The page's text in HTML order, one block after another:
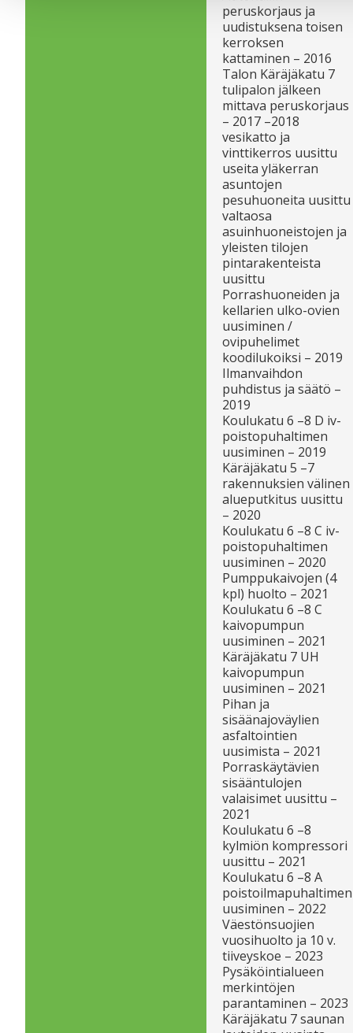
peruskorjaus ja
uudistuksena toisen
kerroksen
kattaminen – 2016
Talon Käräjäkatu 7
tulipalon jälkeen
mittava peruskorjaus
– 2017 –2018
vesikatto ja
vinttikerros uusittu
useita yläkerran
asuntojen
pesuhuoneita uusittu
valtaosa
asuinhuoneistojen ja
yleisten tilojen
pintarakenteista
uusittu
Porrashuoneiden ja
kellarien ulko-ovien
uusiminen /
ovipuhelimet
koodilukoiksi – 2019
Ilmanvaihdon
puhdistus ja säätö –
2019
Koulukatu 6 –8 D iv-
poistopuhaltimen
uusiminen – 2019
Käräjäkatu 5 –7
rakennuksien välinen
alueputkitus uusittu
– 2020
Koulukatu 6 –8 C iv-
poistopuhaltimen
uusiminen – 2020
Pumppukaivojen (4
kpl) huolto – 2021
Koulukatu 6 –8 C
kaivopumpun
uusiminen – 2021
Käräjäkatu 7 UH
kaivopumpun
uusiminen – 2021
Pihan ja
sisäänajoväylien
asfaltointien
uusimista – 2021
Porraskäytävien
sisääntulojen
valaisimet uusittu –
2021
Koulukatu 6 –8
kylmiön kompressori
uusittu – 2021
Koulukatu 6 –8 A
poistoilmapuhaltimen
uusiminen – 2022
Väestönsuojien
vuosihuolto ja 10 v.
tiiveyskoe – 2023
Pysäköintialueen
merkintöjen
parantaminen – 2023
Käräjäkatu 7 saunan